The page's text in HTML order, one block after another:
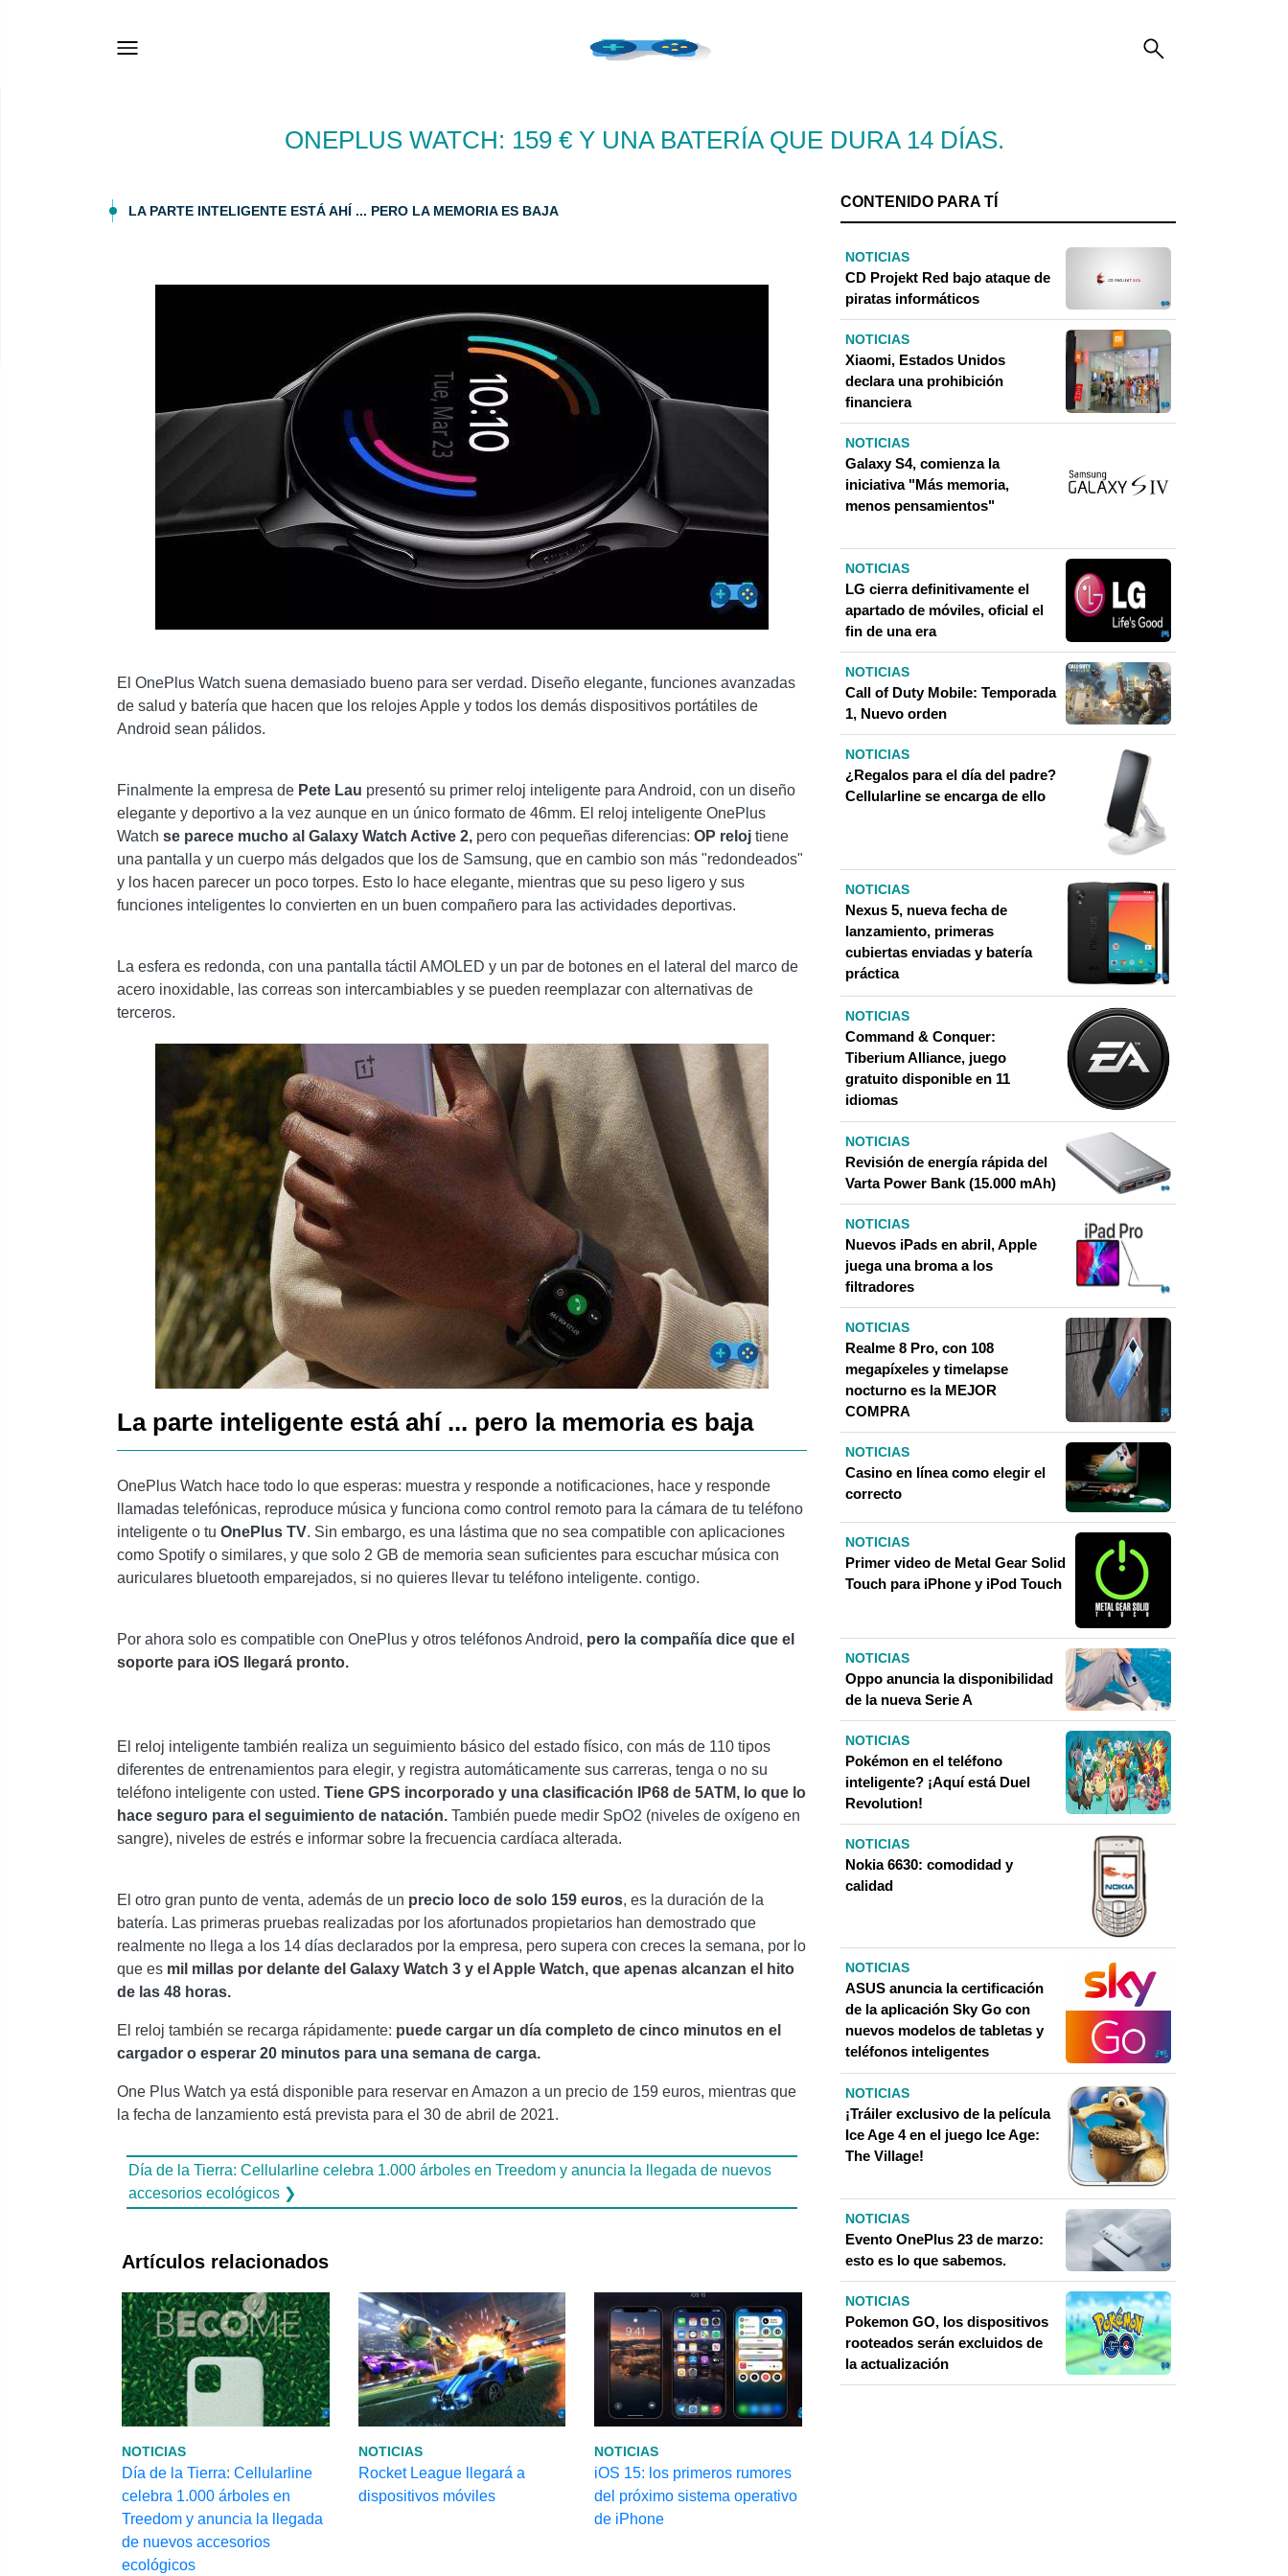
ONEPLUS WATCH: 159 € Y UNA BATERÍA QUE DURA 14 DÍAS.
LA PARTE INTELIGENTE ESTÁ AHÍ ... PERO LA MEMORIA ES BAJA
El OnePlus Watch suena demasiado bueno para ser verdad. Diseño elegante, funciones avanzadas
de salud y batería que hacen que los relojes Apple y todos los demás dispositivos portátiles de
Android sean pálidos.
Finalmente la empresa de Pete Lau presentó su primer reloj inteligente para Android, con un diseño
elegante y deportivo a la vez aunque en un único formato de 46mm. El reloj inteligente OnePlus
Watch se parece mucho al Galaxy Watch Active 2, pero con pequeñas diferencias: OP reloj tiene
una pantalla y un cuerpo más delgados que los de Samsung, que en cambio son más "redondeados"
y los hacen parecer un poco torpes. Esto lo hace elegante, mientras que su peso ligero y sus
funciones inteligentes lo convierten en un buen compañero para las actividades deportivas.
La esfera es redonda, con una pantalla táctil AMOLED y un par de botones en el lateral del marco de
acero inoxidable, las correas son intercambiables y se pueden reemplazar con alternativas de
terceros.
La parte inteligente está ahí ... pero la memoria es baja
OnePlus Watch hace todo lo que esperas: muestra y responde a notificaciones, hace y responde
llamadas telefónicas, reproduce música y funciona como control remoto para la cámara de tu teléfono
inteligente o tu OnePlus TV. Sin embargo, es una lástima que no sea compatible con aplicaciones
como Spotify o similares, y que solo 2 GB de memoria sean suficientes para escuchar música con
auriculares bluetooth emparejados, si no quieres llevar tu teléfono inteligente. contigo.
Por ahora solo es compatible con OnePlus y otros teléfonos Android, pero la compañía dice que el
soporte para iOS llegará pronto.
El reloj inteligente también realiza un seguimiento básico del estado físico, con más de 110 tipos
diferentes de entrenamientos para elegir, y registra automáticamente sus carreras, tenga o no su
teléfono inteligente con usted. Tiene GPS incorporado y una clasificación IP68 de 5ATM, lo que lo
hace seguro para el seguimiento de natación. También puede medir SpO2 (niveles de oxígeno en
sangre), niveles de estrés e informar sobre la frecuencia cardíaca alterada.
El otro gran punto de venta, además de un precio loco de solo 159 euros, es la duración de la
batería. Las primeras pruebas realizadas por los afortunados propietarios han demostrado que
realmente no llega a los 14 días declarados por la empresa, pero supera con creces la semana, por lo
que es mil millas por delante del Galaxy Watch 3 y el Apple Watch, que apenas alcanzan el hito
de las 48 horas.
El reloj también se recarga rápidamente: puede cargar un día completo de cinco minutos en el
cargador o esperar 20 minutos para una semana de carga.
One Plus Watch ya está disponible para reservar en Amazon a un precio de 159 euros, mientras que
la fecha de lanzamiento está prevista para el 30 de abril de 2021.
Día de la Tierra: Cellularline celebra 1.000 árboles en Treedom y anuncia la llegada de nuevos
accesorios ecológicos ❯
Artículos relacionados
NOTICIAS
Día de la Tierra: Cellularline
celebra 1.000 árboles en
Treedom y anuncia la llegada
de nuevos accesorios
ecológicos
NOTICIAS
Rocket League llegará a
dispositivos móviles
NOTICIAS
iOS 15: los primeros rumores
del próximo sistema operativo
de iPhone
CONTENIDO PARA TÍ
NOTICIAS
CD Projekt Red bajo ataque de
piratas informáticos
NOTICIAS
Xiaomi, Estados Unidos
declara una prohibición
financiera
NOTICIAS
Galaxy S4, comienza la
iniciativa "Más memoria,
menos pensamientos"
NOTICIAS
LG cierra definitivamente el
apartado de móviles, oficial el
fin de una era
NOTICIAS
Call of Duty Mobile: Temporada
1, Nuevo orden
NOTICIAS
¿Regalos para el día del padre?
Cellularline se encarga de ello
NOTICIAS
Nexus 5, nueva fecha de
lanzamiento, primeras
cubiertas enviadas y batería
práctica
NOTICIAS
Command & Conquer:
Tiberium Alliance, juego
gratuito disponible en 11
idiomas
NOTICIAS
Revisión de energía rápida del
Varta Power Bank (15.000 mAh)
NOTICIAS
Nuevos iPads en abril, Apple
juega una broma a los
filtradores
NOTICIAS
Realme 8 Pro, con 108
megapíxeles y timelapse
nocturno es la MEJOR
COMPRA
NOTICIAS
Casino en línea como elegir el
correcto
NOTICIAS
Primer video de Metal Gear Solid
Touch para iPhone y iPod Touch
NOTICIAS
Oppo anuncia la disponibilidad
de la nueva Serie A
NOTICIAS
Pokémon en el teléfono
inteligente? ¡Aquí está Duel
Revolution!
NOTICIAS
Nokia 6630: comodidad y
calidad
NOTICIAS
ASUS anuncia la certificación
de la aplicación Sky Go con
nuevos modelos de tabletas y
teléfonos inteligentes
NOTICIAS
¡Tráiler exclusivo de la película
Ice Age 4 en el juego Ice Age:
The Village!
NOTICIAS
Evento OnePlus 23 de marzo:
esto es lo que sabemos.
NOTICIAS
Pokemon GO, los dispositivos
rooteados serán excluidos de
la actualización